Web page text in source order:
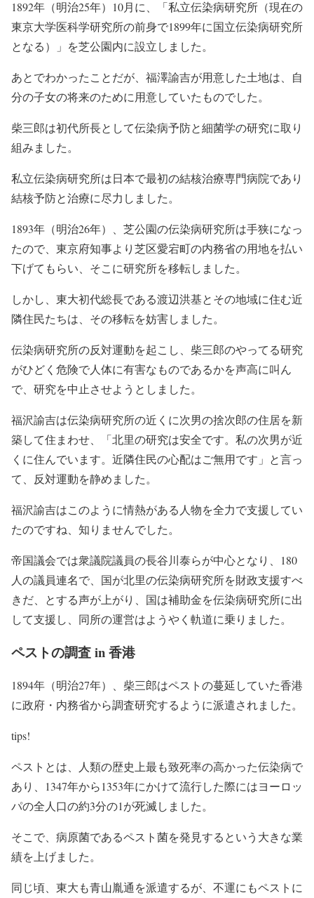
1892年（明治25年）10月に、「私立伝染病研究所（現在の
東京大学医科学研究所の前身で1899年に国立伝染病研究所
となる）」を芝公園内に設立しました。
あとでわかったことだが、福澤諭吉が用意した土地は、自
分の子女の将来のために用意していたものでした。
柴三郎は初代所長として伝染病予防と細菌学の研究に取り
組みました。
私立伝染病研究所は日本で最初の結核治療専門病院であり
結核予防と治療に尽力しました。
1893年（明治26年）、芝公園の伝染病研究所は手狭になっ
たので、東京府知事より芝区愛宕町の内務省の用地を払い
下げてもらい、そこに研究所を移転しました。
しかし、東大初代総長である渡辺洪基とその地域に住む近
隣住民たちは、その移転を妨害しました。
伝染病研究所の反対運動を起こし、柴三郎のやってる研究
がひどく危険で人体に有害なものであるかを声高に叫ん
で、研究を中止させようとしました。
福沢諭吉は伝染病研究所の近くに次男の捨次郎の住居を新
築して住まわせ、「北里の研究は安全です。私の次男が近
くに住んでいます。近隣住民の心配はご無用です」と言っ
て、反対運動を静めました。
福沢諭吉はこのように情熱がある人物を全力で支援してい
たのですね、知りませんでした。
帝国議会では衆議院議員の長谷川泰らが中心となり、180
人の議員連名で、国が北里の伝染病研究所を財政支援すべ
きだ、とする声が上がり、国は補助金を伝染病研究所に出
して支援し、同所の運営はようやく軌道に乗りました。
ペストの調査 in 香港
1894年（明治27年）、柴三郎はペストの蔓延していた香港
に政府・内務省から調査研究するように派遣されました。
tips!
ペストとは、 人類の歴史上最も致死率の高かった伝染病で
あり、1347年から1353年にかけて流行した際にはヨーロッ
パの全人口の約3分の1が死滅しました。
そこで、病原菌であるペスト菌を発見するという大きな業
績を上げました。
同じ頃、東大も青山胤通を派遣するが、不運にもペストに